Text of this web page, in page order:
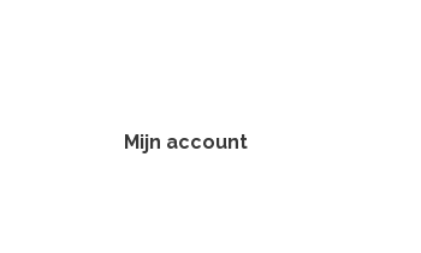
Mijn account